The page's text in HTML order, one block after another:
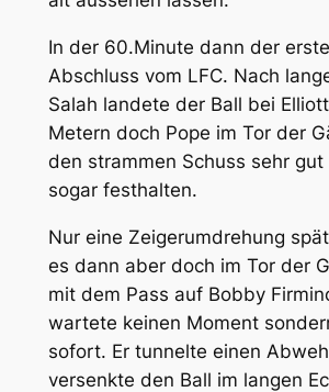
In der 60.Minute dann der
Abschluss vom LFC. Nach
Salah landete der Ball bei
Metern doch Pope im Tor der
den strammen Schuss sehr gut
sogar festhalten.
Nur eine Zeigerumdrehung
es dann aber doch im Tor der
mit dem Pass auf Bobby
wartete keinen Moment
sofort. Er tunnelte einen
versenkte den Ball im langen